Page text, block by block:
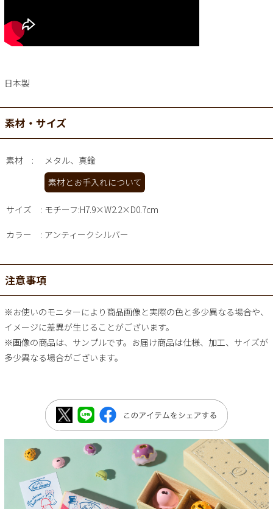
日本製
素材・サイズ
素材
メタル、真鍮
素材とお手入れについて
サイズ モチーフ:H7.9×W2.2×D0.7cm
カラー アンティークシルバー
注意事項
※お使いのモニターにより商品画像と実際の色と多少異なる場合や、
イメージに差異が生じることがございます。
※画像の商品は、サンプルです。お届け商品は仕様、加工、サイズが
多少異なる場合がございます。